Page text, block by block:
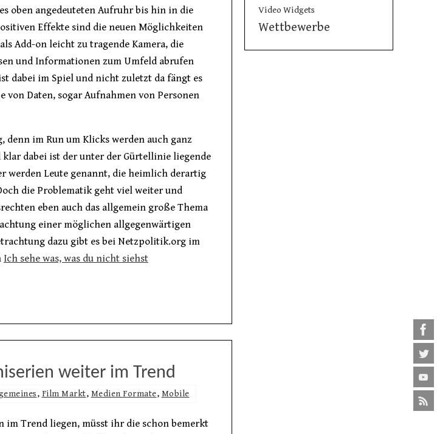
oben angedeuteten Aufruhr bis hin in die
Effekte sind die neuen Möglichkeiten
Add-on leicht zu tragende Kamera, die
und Informationen zum Umfeld abrufen
dabei im Spiel und nicht zuletzt da fängt es
von Daten, sogar Aufnahmen von Personen
denn im Run um Klicks werden auch ganz
klar dabei ist der unter der Gürtellinie liegende
werden Leute genannt, die heimlich derartig
die Problematik geht viel weiter und
eben auch das allgemein große Thema
einer möglichen allgegenwärtigen
dazu gibt es bei Netzpolitik.org im
Ich sehe was, was du nicht siehst
weiter im Trend
, Film Markt, Medien Formate, Mobile
im Trend liegen, müsst ihr die schon bemerkt
Video Widgets
Wettbewerbe